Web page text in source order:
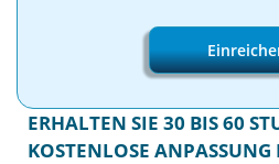
ERHALTEN SIE 30 BIS 60
KOSTENLOSE ANPASSUNG